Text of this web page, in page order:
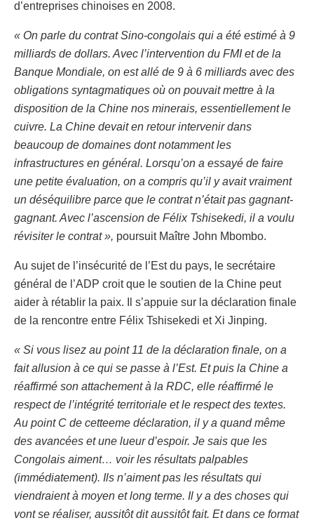
d’entreprises chinoises en 2008.
« On parle du contrat Sino-congolais qui a été estimé à 9
milliards de dollars. Avec l’intervention du FMI et de la
Banque Mondiale, on est allé de 9 à 6 milliards avec des
obligations syntagmatiques où on pouvait mettre à la
disposition de la Chine nos minerais, essentiellement le
cuivre. La Chine devait en retour intervenir dans
beaucoup de domaines dont notamment les
infrastructures en général. Lorsqu’on a essayé de faire
une petite évaluation, on a compris qu’il y avait vraiment
un déséquilibre parce que le contrat n’était pas gagnant-
gagnant. Avec l’ascension de Félix Tshisekedi, il a voulu
révisiter le contrat », poursuit Maître John Mbombo.
Au sujet de l’insécurité de l’Est du pays, le secrétaire
général de l’ADP croit que le soutien de la Chine peut
aider à rétablir la paix. Il s’appuie sur la déclaration finale
de la rencontre entre Félix Tshisekedi et Xi Jinping.
« Si vous lisez au point 11 de la déclaration finale, on a
fait allusion à ce qui se passe à l’Est. Et puis la Chine a
réaffirmé son attachement à la RDC, elle réaffirmé le
respect de l’intégrité territoriale et le respect des textes.
Au point C de cetteeme déclaration, il y a quand même
des avancées et une lueur d’espoir. Je sais que les
Congolais aiment… voir les résultats palpables
(immédiatement). Ils n’aiment pas les résultats qui
viendraient à moyen et long terme. Il y a des choses qui
vont se réaliser, aussitôt dit aussitôt fait. Et dans ce format